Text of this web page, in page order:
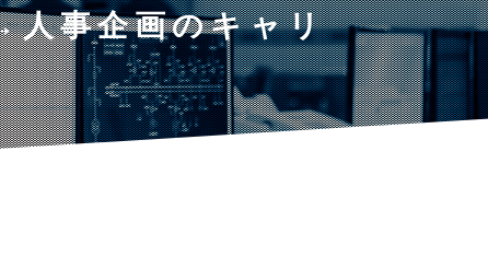
人事企画のキャリ